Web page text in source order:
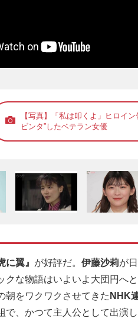
【写真】「私は叩くよ」ヒロイ
ビンタ”したベテラン女優
に翼』 が好評だ。 伊藤沙莉が
クな物語はいよいよ大団円へ
朝をワクワクさせてきた NHK
で、かつて主人公として出演